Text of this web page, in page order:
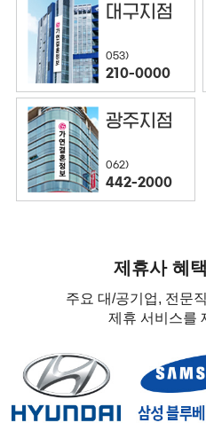
대구지점
053)
210-0000
광주지점
062)
442-2000
제휴사 혜
주요 대/공기업, 전문
제휴 서비스를